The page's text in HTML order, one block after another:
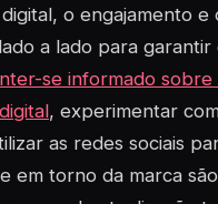
o engajamento e
a lado para
se informado sobre
, experimentar
as redes sociais
em torno da marca